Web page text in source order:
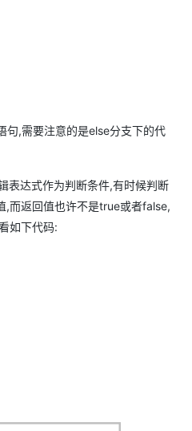
句,需要注意的是else分支下的代
表达式作为判断条件,有时候判断
,而返回值也许不是true或者false,
如下代码: